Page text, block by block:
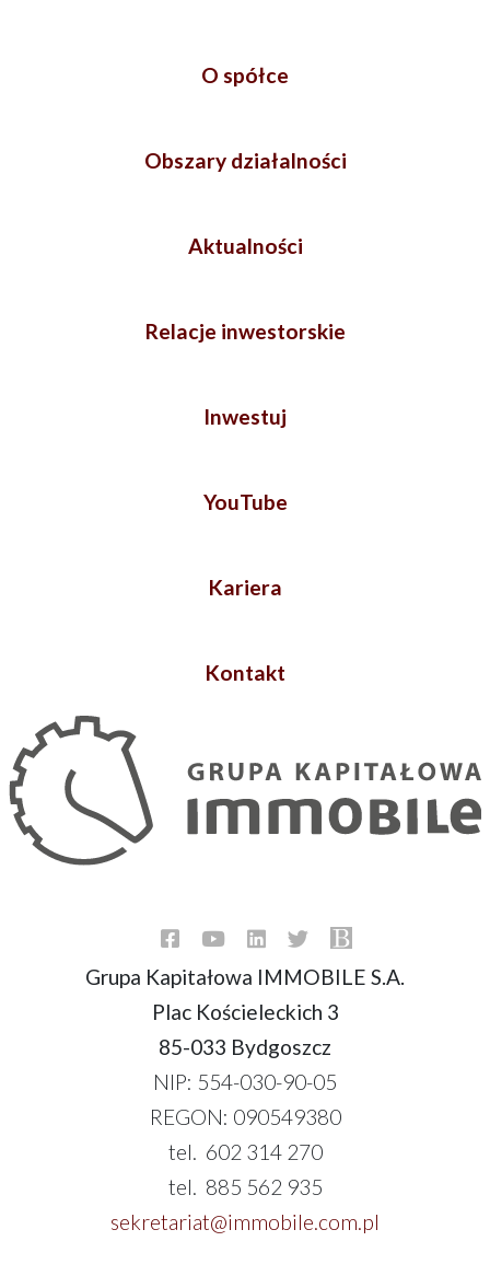
O spółce
Obszary działalności
Aktualności
Relacje inwestorskie
Inwestuj
YouTube
Kariera
Kontakt
Grupa Kapitałowa IMMOBILE S.A.
Plac Kościeleckich 3
85-033 Bydgoszcz
NIP: 554-030-90-05
REGON: 090549380
tel. 602 314 270
tel. 885 562 935
sekretariat@immobile.com.pl